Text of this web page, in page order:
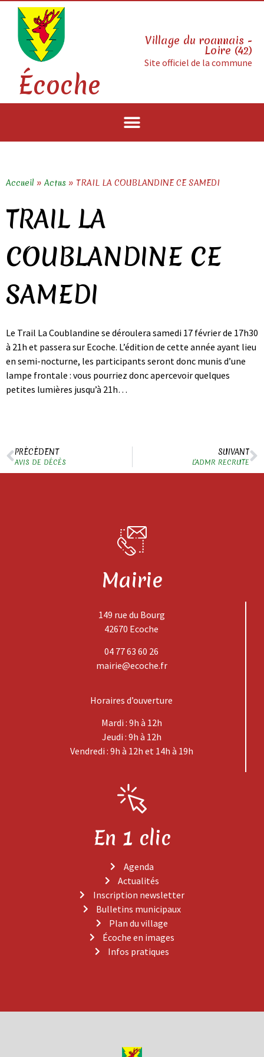
Écoche
Village du roannais -
Loire (42)
Site officiel de la commune
Accueil » Actus » TRAIL LA COUBLANDINE CE SAMEDI
TRAIL LA
COUBLANDINE CE
SAMEDI
Le Trail La Coublandine se déroulera samedi 17 février de 17h30
à 21h et passera sur Ecoche. L’édition de cette année ayant lieu
en semi-nocturne, les participants seront donc munis d’une
lampe frontale : vous pourriez donc apercevoir quelques
petites lumières jusqu’à 21h…
PRÉCÉDENT
AVIS DE DÉCÈS
SUIVANT
L’ADMR RECRUTE
Mairie
149 rue du Bourg
42670 Ecoche
04 77 63 60 26
mairie@ecoche.fr
Horaires d’ouverture
Mardi : 9h à 12h
Jeudi : 9h à 12h
Vendredi : 9h à 12h et 14h à 19h
En 1 clic
Agenda
Actualités
Inscription newsletter
Bulletins municipaux
Plan du village
Écoche en images
Infos pratiques